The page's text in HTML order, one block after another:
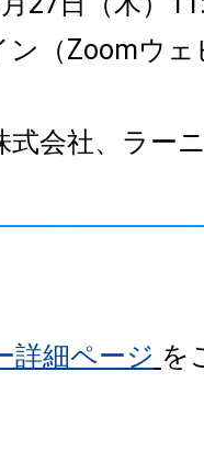
ン（Zoomウェ
会社、ラー
詳細ページ を